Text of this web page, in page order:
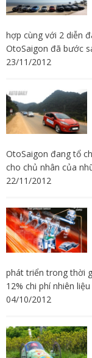
hợp cùng với 2 diễn
OtoSaigon đã bước
23/11/2012
OtoSaigon đang tổ
cho chủ nhân của
22/11/2012
phát triển trong thời
12% chi phí nhiên liệu
04/10/2012